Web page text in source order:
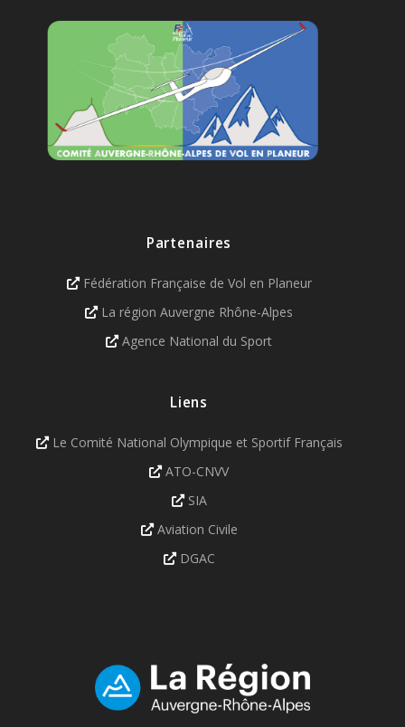
Partenaires
Fédération Française de Vol en Planeur
La région Auvergne Rhône-Alpes
Agence National du Sport
Liens
Le Comité National Olympique et Sportif Français
ATO-CNVV
SIA
Aviation Civile
DGAC